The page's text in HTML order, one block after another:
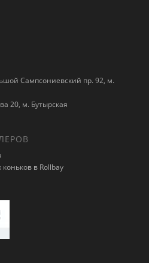
Сампсониевский пр. 92, м.
20, м. Бутырская
в Rollbay